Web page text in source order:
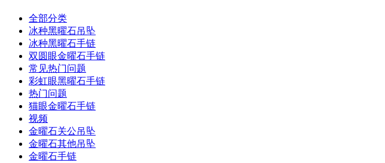
全部分类
冰种黑曜石吊坠
冰种黑曜石手链
双圆眼金曜石手链
常见热门问题
彩虹眼黑曜石手链
热门问题
猫眼金曜石手链
视频
金曜石关公吊坠
金曜石其他吊坠
金曜石手链